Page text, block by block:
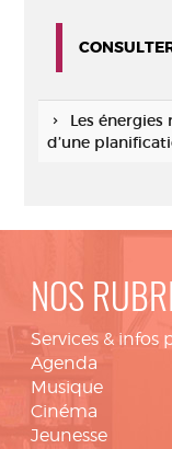
Les énergies
d’une
NOS
Services & infos
Agenda
Musique
Cinéma
Jeunesse